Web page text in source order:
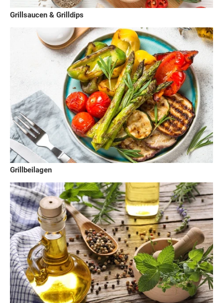
Grillsaucen & Grilldips
Grillbeilagen